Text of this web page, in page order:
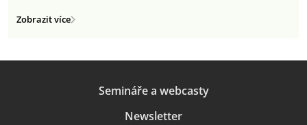
Zobrazit více
Semináře a webcasty
Newsletter